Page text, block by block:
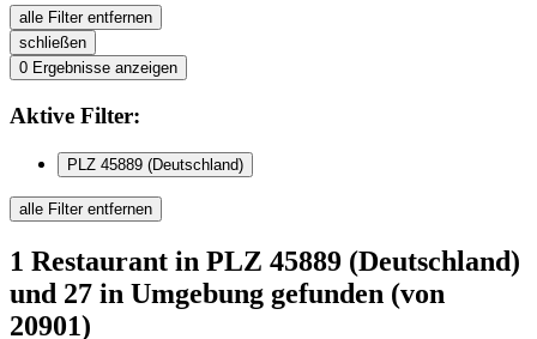
alle Filter entfernen
schließen
0 Ergebnisse anzeigen
Aktive Filter:
PLZ 45889 (Deutschland)
alle Filter entfernen
1 Restaurant in PLZ 45889 (Deutschland)
und 27 in Umgebung gefunden (von
20901)